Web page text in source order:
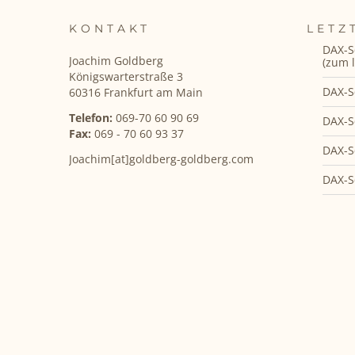
KONTAKT
Joachim Goldberg
Königswarterstraße 3
60316 Frankfurt am Main
Telefon: 069-70 60 90 69
Fax: 069 - 70 60 93 37
Joachim[at]goldberg-goldberg.com
DAX-
(zum
DAX-
DAX-
DAX-
DAX-